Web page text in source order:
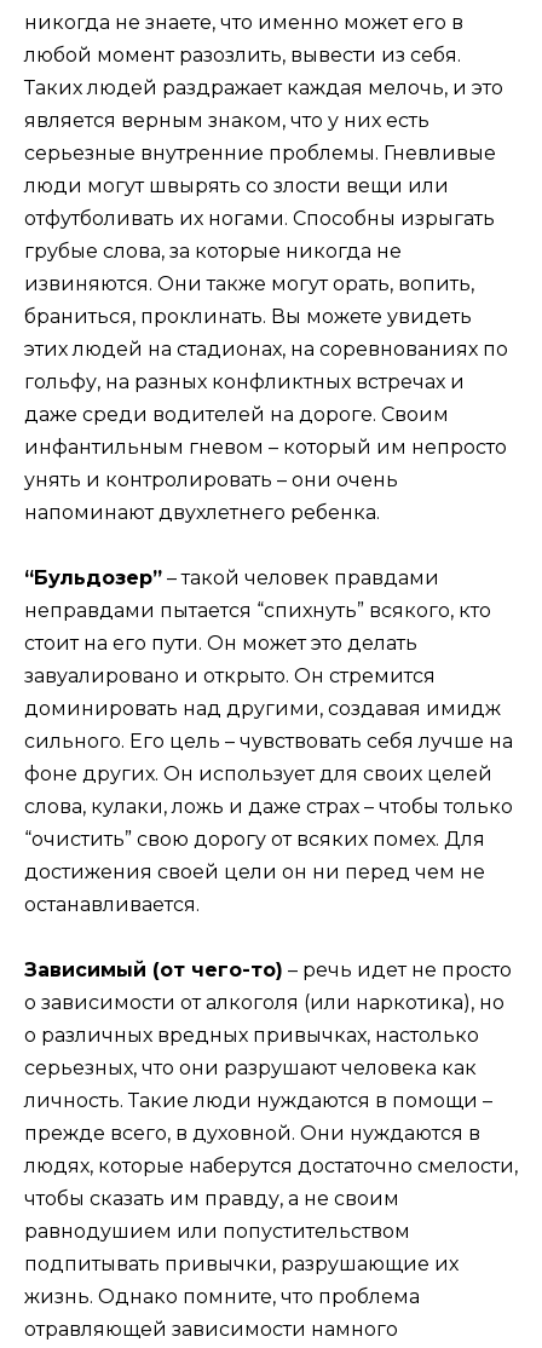
никогда не знаете, что именно может его в
любой момент разозлить, вывести из себя.
Таких людей раздражает каждая мелочь, и это
является верным знаком, что у них есть
серьезные внутренние проблемы. Гневливые
люди могут швырять со злости вещи или
отфутболивать их ногами. Способны изрыгать
грубые слова, за которые никогда не
извиняются. Они также могут орать, вопить,
браниться, проклинать. Вы можете увидеть
этих людей на стадионах, на соревнованиях по
гольфу, на разных конфликтных встречах и
даже среди водителей на дороге. Своим
инфантильным гневом – который им непросто
унять и контролировать – они очень
напоминают двухлетнего ребенка.
“Бульдозер” – такой человек правдами
неправдами пытается “спихнуть” всякого, кто
стоит на его пути. Он может это делать
завуалировано и открыто. Он стремится
доминировать над другими, создавая имидж
сильного. Его цель – чувствовать себя лучше на
фоне других. Он использует для своих целей
слова, кулаки, ложь и даже страх – чтобы только
“очистить” свою дорогу от всяких помех. Для
достижения своей цели он ни перед чем не
останавливается.
Зависимый (от чего-то) – речь идет не просто
о зависимости от алкоголя (или наркотика), но
о различных вредных привычках, настолько
серьезных, что они разрушают человека как
личность. Такие люди нуждаются в помощи –
прежде всего, в духовной. Они нуждаются в
людях, которые наберутся достаточно смелости,
чтобы сказать им правду, а не своим
равнодушием или попустительством
подпитывать привычки, разрушающие их
жизнь. Однако помните, что проблема
отравляющей зависимости намного